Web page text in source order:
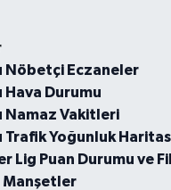
Nöbetçi Eczaneler
Hava Durumu
Namaz Vakitleri
Trafik Yoğunluk
Lig Puan Durumu ve
Manşetler